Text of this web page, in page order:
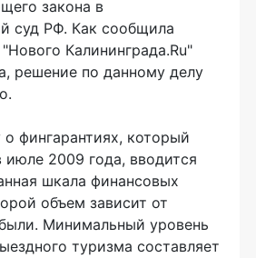
закона в
суд РФ. Как сообщила
Калининграда.Ru"
решение по данному делу
о фингарантиях, который
июле 2009 года, вводится
шкала финансовых
объем зависит от
Минимальный уровень
туризма составляет